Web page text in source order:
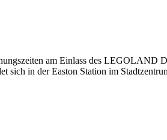
am Einlass des LEGOLAND
in der Easton Station im